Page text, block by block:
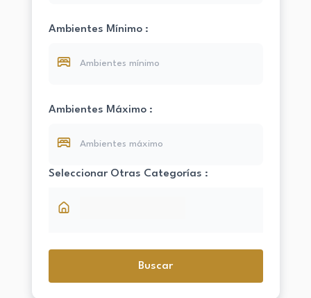
Ambientes Mínimo :
Ambientes Máximo :
Seleccionar Otras Categorías :